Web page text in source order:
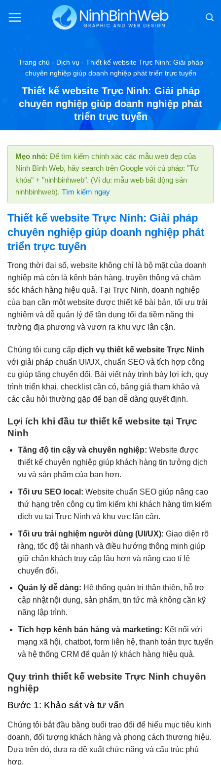
đến
Trang chủ - Dịch vụ - Thiết kế website Trực Ninh: Giải pháp
chuyên nghiệp giúp doanh nghiệp phát triển trực tuyến
Thiết kế website Trực Ninh: Giải pháp
chuyên nghiệp giúp doanh nghiệp phát
triển trực tuyến
Mẹo nhỏ: Để tìm kiếm chính xác các mẫu web đẹp của
Ninh Bình Web, hãy search trên Google với cú pháp: "Từ
khóa" + "ninhbinhweb". (Ví dụ: mẫu web bất động sản
ninhbinhweb). Tìm kiếm ngay
Thiết kế website Trực Ninh: Giải pháp
chuyên nghiệp giúp doanh nghiệp phát
triển trực tuyến
Trong thời đại số, website không chỉ là bộ mặt của doanh
nghiệp mà còn là kênh bán hàng, truyền thông và chăm
sóc khách hàng hiệu quả. Tại Trực Ninh, doanh nghiệp
của bạn cần một website được thiết kế bài bản, tối ưu trải
nghiệm và dễ quản lý để tận dụng tối đa tiềm năng thị
trường địa phương và vươn ra khu vực lân cận.
Chúng tôi cung cấp dịch vụ thiết kế website Trực Ninh
với giải pháp chuẩn UI/UX, chuẩn SEO và tích hợp công
cụ giúp tăng chuyển đổi. Bài viết này trình bày lợi ích, quy
trình triển khai, checklist cần có, bảng giá tham khảo và
các câu hỏi thường gặp để bạn dễ dàng quyết định.
Lợi ích khi đầu tư thiết kế website tại Trực
Ninh
Tăng độ tin cậy và chuyên nghiệp: Website được
thiết kế chuyên nghiệp giúp khách hàng tin tưởng dịch
vụ và sản phẩm của bạn hơn.
Tối ưu SEO local: Website chuẩn SEO giúp nâng cao
thứ hạng trên công cụ tìm kiếm khi khách hàng tìm kiếm
dịch vụ tại Trực Ninh và khu vực lân cận.
Tối ưu trải nghiệm người dùng (UI/UX): Giao diện rõ
ràng, tốc độ tải nhanh và điều hướng thông minh giúp
giữ chân khách truy cập lâu hơn và nâng cao tỉ lệ
chuyển đổi.
Quản lý dễ dàng: Hệ thống quản trị thân thiện, hỗ trợ
cập nhật nội dung, sản phẩm, tin tức mà không cần kỹ
năng lập trình.
Tích hợp kênh bán hàng và marketing: Kết nối với
mạng xã hội, chatbot, form liên hệ, thanh toán trực tuyến
và hệ thống CRM để quản lý khách hàng hiệu quả.
Quy trình thiết kế website Trực Ninh chuyên
nghiệp
Bước 1: Khảo sát và tư vấn
Chúng tôi bắt đầu bằng buổi trao đổi để hiểu mục tiêu kinh
doanh, đối tượng khách hàng và phong cách thương hiệu.
Dựa trên đó, đưa ra đề xuất chức năng và cấu trúc phù
hợp.